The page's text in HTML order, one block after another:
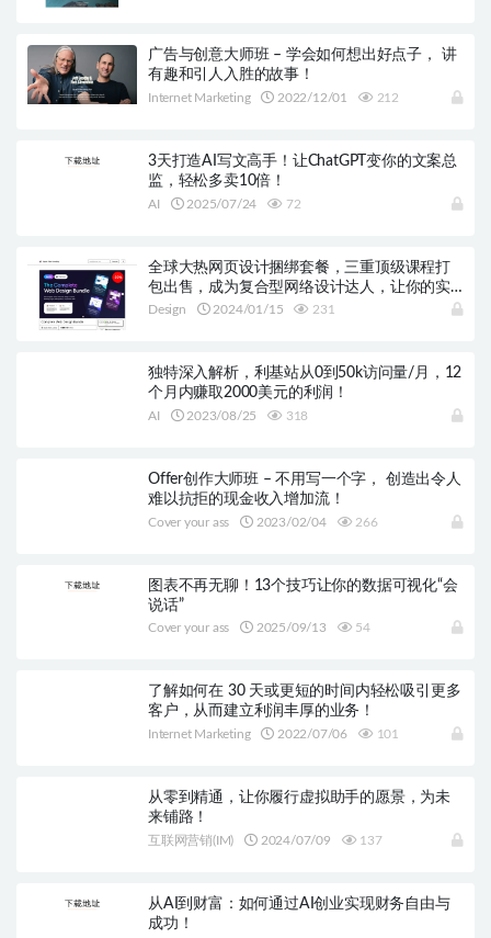
广告与创意大师班 – 学会如何想出好点子， 讲
有趣和引人入胜的故事！
Internet Marketing 2022/12/01 212
3天打造AI写文高手！让ChatGPT变你的文案总
监，轻松多卖10倍！
AI 2025/07/24 72
全球大热网页设计捆绑套餐，三重顶级课程打
包出售，成为复合型网络设计达人，让你的实
力瞬间翻倍！
Design 2024/01/15 231
独特深入解析，利基站从0到50k访问量/月，12
个月内赚取2000美元的利润！
AI 2023/08/25 318
Offer创作大师班 – 不用写一个字， 创造出令人
难以抗拒的现金收入增加流！
Cover your ass 2023/02/04 266
图表不再无聊！13个技巧让你的数据可视化“会
说话”
Cover your ass 2025/09/13 54
了解如何在 30 天或更短的时间内轻松吸引更多
客户，从而建立利润丰厚的业务！
Internet Marketing 2022/07/06 101
从零到精通，让你履行虚拟助手的愿景，为未
来铺路！
互联网营销(IM) 2024/07/09 137
从AI到财富：如何通过AI创业实现财务自由与
成功！